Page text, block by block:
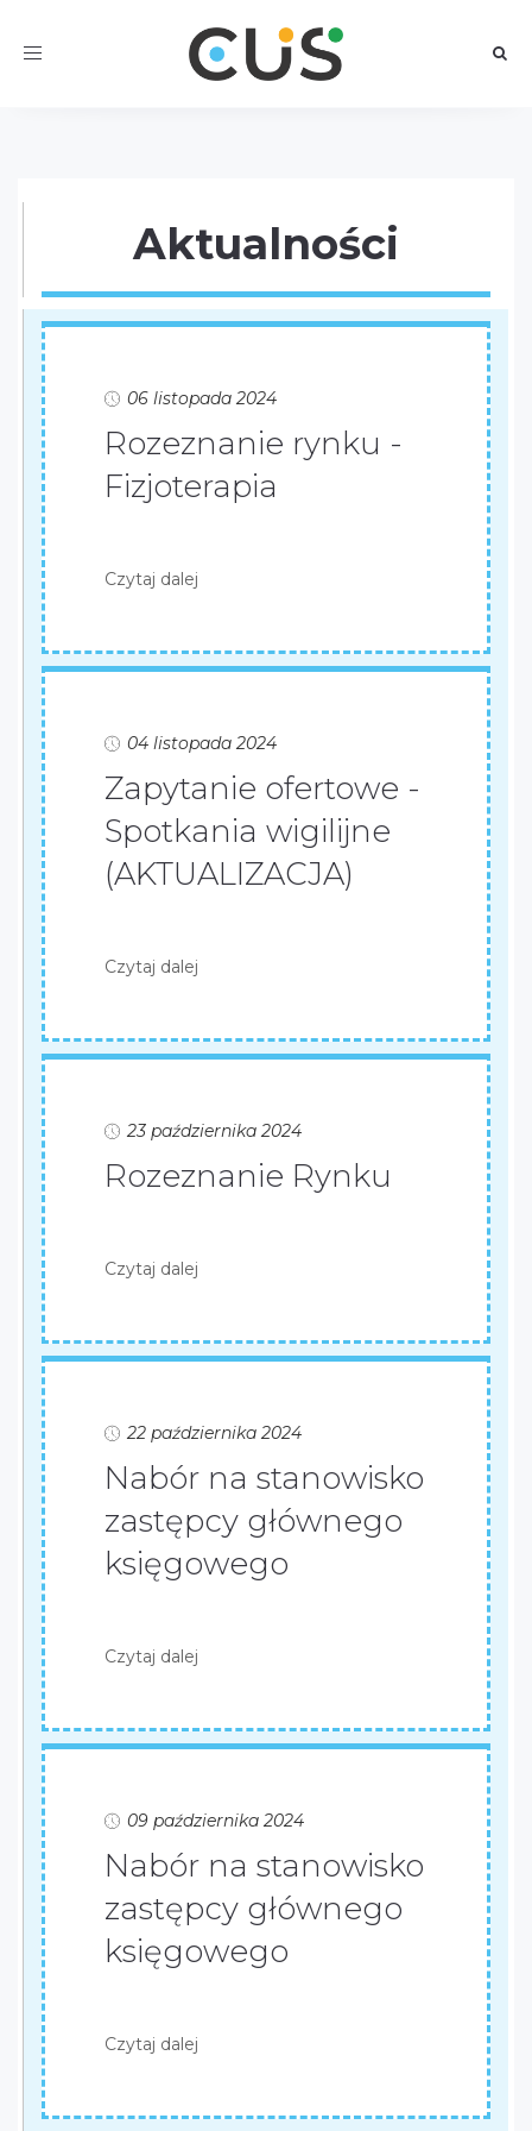
Toggle
Aktualności
06 listopada 2024
Rozeznanie rynku -
Fizjoterapia
Czytaj dalej
04 listopada 2024
Zapytanie ofertowe -
Spotkania wigilijne
(AKTUALIZACJA)
Czytaj dalej
23 października 2024
Rozeznanie Rynku
Czytaj dalej
22 października 2024
Nabór na stanowisko
zastępcy głównego
księgowego
Czytaj dalej
09 października 2024
Nabór na stanowisko
zastępcy głównego
księgowego
Czytaj dalej